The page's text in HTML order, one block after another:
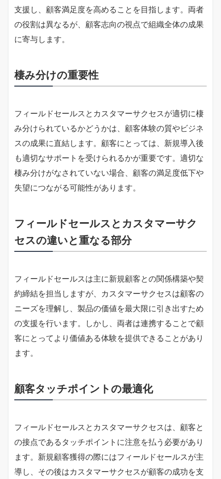
支援し、顧客満足度を高めることを目指します。両者
の役割は異なるが、顧客志向の視点で組織全体の成果
に寄与します。
棲み分けの重要性
フィールドセールスとカスタマーサクセスが適切に棲
み分けられているかどうかは、顧客体験の質やビジネ
スの成果に直結します。顧客にとっては、新規導入後
も適切なサポートを受けられるかが重要です。適切な
棲み分けがなされていない場合、顧客の満足度低下や
失望につながる可能性があります。
フィールドセールスとカスタマーサク
セスの違いと重なる部分
フィールドセールスは主に新規顧客との関係構築や契
約締結を担当しますが、カスタマーサクセスは顧客の
ニーズを理解し、製品の価値を最大限に引き出すため
の支援を行います。しかし、両者は連携することで顧
客にとってより価値ある体験を提供できることがあり
ます。
顧客タッチポイントの最適化
フィールドセールスとカスタマーサクセスは、顧客と
の接点であるタッチポイントに注意を払う必要があり
ます。新規顧客獲得の際にはフィールドセールスが主
導し、その後はカスタマーサクセスが顧客の成功を支